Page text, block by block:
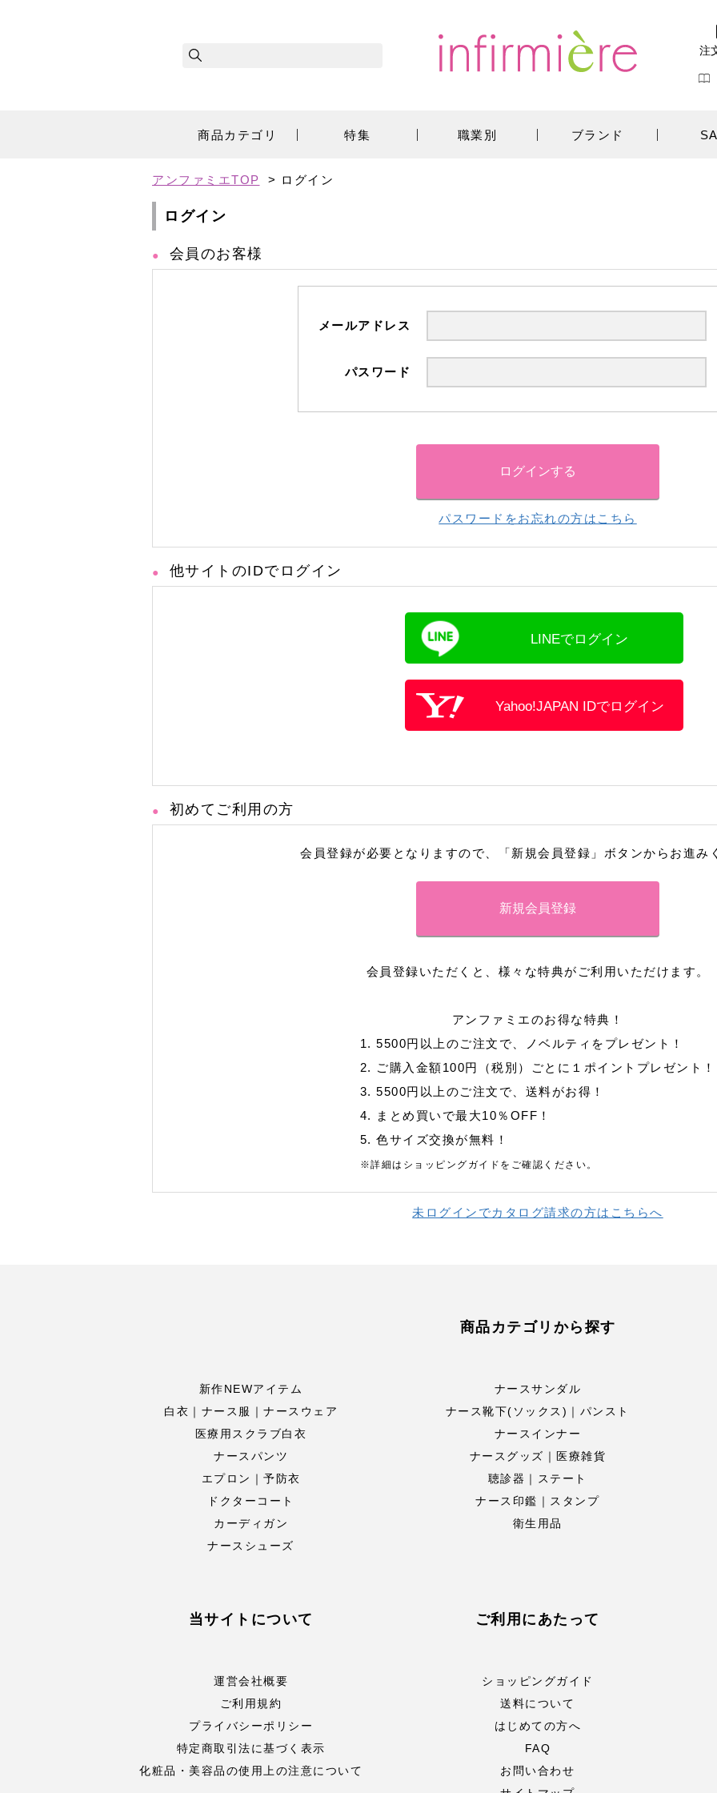
注
商品カテゴリ 特集 職業別 ブランド
アンファミエTOP > ログイン
ログイン
会員のお客様
メールアドレス
パスワード
パスワードをお忘れの方はこちら
他サイトのIDでログイン
LINEでログイン
Yahoo!JAPAN IDでログイン
初めてご利用の方
会員登録が必要となりますので、「新規会員登録」ボタンからお進み
会員登録いただくと、様々な特典がご利用いただけます。
アンファミエのお得な特典！
1. 5500円以上のご注文で、ノベルティをプレゼント！
2. ご購入金額100円（税別）ごとに１ポイントプレゼント！
3. 5500円以上のご注文で、送料がお得！
4. まとめ買いで最大10％OFF！
5. 色サイズ交換が無料！
※詳細はショッピングガイドをご確認ください。
未ログインでカタログ請求の方はこちらへ
商品カテゴリから探す
新作NEWアイテム
白衣｜ナース服｜ナースウェア
医療用スクラブ白衣
ナースパンツ
エプロン｜予防衣
ドクターコート
カーディガン
ナースシューズ
ナースサンダル
ナース靴下(ソックス)｜パンスト
ナースインナー
ナースグッズ｜医療雑貨
聴診器｜ステート
ナース印鑑｜スタンプ
衛生用品
当サイトについて
運営会社概要
ご利用規約
プライバシーポリシー
特定商取引法に基づく表示
化粧品・美容品の使用上の注意について
ご利用にあたって
ショッピングガイド
送料について
はじめての方へ
FAQ
お問い合わせ